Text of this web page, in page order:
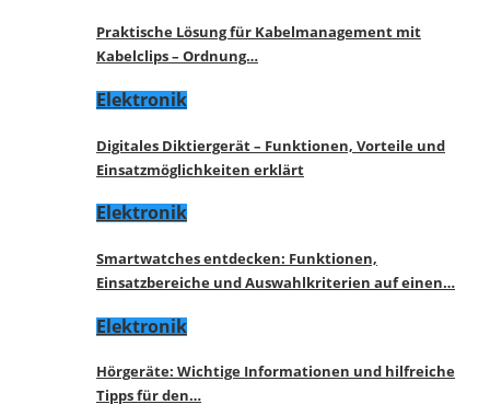
Praktische Lösung für Kabelmanagement mit
Kabelclips – Ordnung…
Elektronik
Digitales Diktiergerät – Funktionen, Vorteile und
Einsatzmöglichkeiten erklärt
Elektronik
Smartwatches entdecken: Funktionen,
Einsatzbereiche und Auswahlkriterien auf einen…
Elektronik
Hörgeräte: Wichtige Informationen und hilfreiche
Tipps für den…